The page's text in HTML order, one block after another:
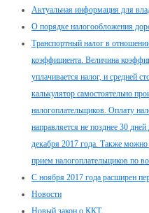
Актуальная информация для
О порядке налогообложения
Транспортный налог в
коэффициента. Величина
уплачивается налог, и средней
калькулятор самостоятельно
налогоплательщиков. Оплату
направляется не позднее 30
декабря 2017 года. Также
прием налогоплательщиков по
С ноября 2017 года расширен
Новости
Новый закон о ККТ